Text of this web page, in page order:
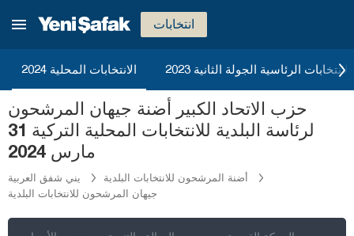
انتخابات
الانتخابات المحلية 2024 2023 الانتخابات الرئاسية الجولة الثانية
حزب الاتحاد الكبير أضنة جيهان المرشحون
لرئاسة البلدية للانتخابات المحلية التركية 31
مارس 2024
يني شفق العربية
أضنة المرشحون للانتخابات البلدية
جيهان المرشحون للانتخابات البلدية
إسطنبول